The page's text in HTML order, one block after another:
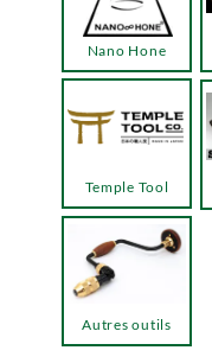
Temple Tool
Nano Hone
Autres outils